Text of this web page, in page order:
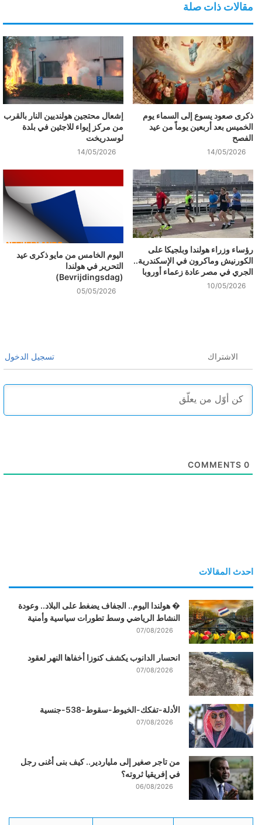
مقالات ذات صلة
ذكرى صعود يسوع إلى السماء يوم
الخميس بعد أربعين يوماً من عيد
الفصح
14/05/2026
إشعال محتجين هولنديين النار بالقرب
من مركز إيواء للاجئين في بلدة
لوسدريخت
14/05/2026
رؤساء وزراء هولندا وبلجيكا على
الكورنيش وماكرون في الإسكندرية..
الجري في مصر عادة زعماء أوروبا
10/05/2026
اليوم الخامس من مايو ذكرى عيد
التحرير في هولندا
(Bevrijdingsdag)
05/05/2026
الاشتراك تسجيل الدخول
0
احدث المقالات
� هولندا اليوم.. الجفاف يضغط على البلاد.. وعودة
النشاط الرياضي وسط تطورات سياسية وأمنية
07/08/2026
انحسار الدانوب يكشف كنوزا أخفاها النهر لعقود
07/08/2026
الأدلة-تفكك-الخيوط-سقوط-538-جنسية
07/08/2026
من تاجر صغير إلى ملياردير.. كيف بنى أغنى رجل
في إفريقيا ثروته؟
06/08/2026